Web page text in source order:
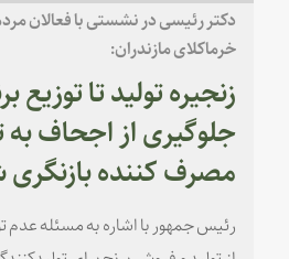
دکتر رئیسی در نشستی با فعالان
خرماکلای مازندران:
زنجیره تولید تا توزیع
جلوگیری از اجحاف به
مصرف کننده
رئیس جمهور با اشاره به مسئله عدم